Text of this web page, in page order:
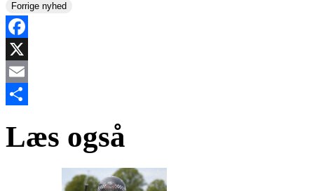
Forrige nyhed
Facebook
X
Email
Læs også